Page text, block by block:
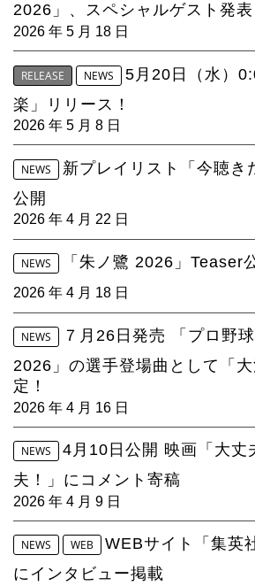
Contact
2026」、スペシャルゲスト発表
2026 年 5 月 18 日
RELEASE NEWS
5月20日（水）
楽」リリース！
2026 年 5 月 8 日
NEWS
新プレイリスト「今聴き
公開
2026 年 4 月 22 日
NEWS 「朱ノ鷺 2026」Teaser
2026 年 4 月 18 日
NEWS
７月26日発売 「プロ野
2026」の選手登場曲として「
定！
2026 年 4 月 16 日
NEWS
4月10日公開 映画「大丈
夫！」にコメント寄稿
2026 年 4 月 9 日
NEWS WEB
WEBサイト「集英
にインタビュー掲載